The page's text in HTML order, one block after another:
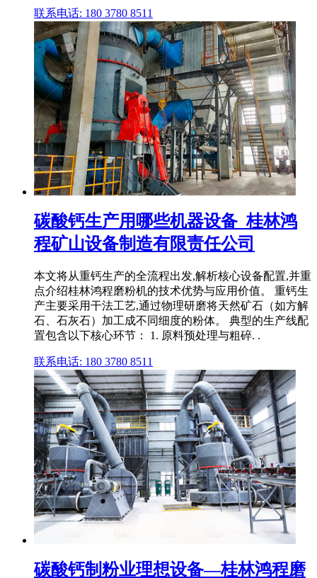
联系电话: 180 3780 8511
碳酸钙生产用哪些机器设备_桂林鸿
程矿山设备制造有限责任公司
本文将从重钙生产的全流程出发,解析核心设备配置,并重
点介绍桂林鸿程磨粉机的技术优势与应用价值。 重钙生
产主要采用干法工艺,通过物理研磨将天然矿石（如方解
石、石灰石）加工成不同细度的粉体。 典型的生产线配
置包含以下核心环节： 1. 原料预处理与粗碎. .
联系电话: 180 3780 8511
碳酸钙制粉业理想设备—桂林鸿程磨